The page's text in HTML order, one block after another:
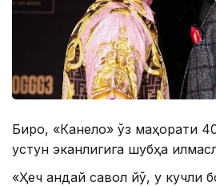
Бироқ, «Канело» ўз маҳорати
устун эканлигига шубҳа
«Ҳеч қандай савол йўқ, у кучли